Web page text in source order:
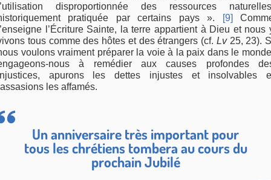
disproportionnée des ressources
pratiquée par certains pays ».
[9]
l’Écriture Sainte, la terre appartient à Dieu et nous
tous comme des hôtes et des étrangers (cf. Lv 25, 23).
voulons vraiment préparer la voie à la paix dans le
nous à remédier aux causes profondes
apurons les dettes injustes et insolvables
les affamés.
Un anniversaire très important pour
tous les chrétiens tombera au cours du
prochain Jubilé